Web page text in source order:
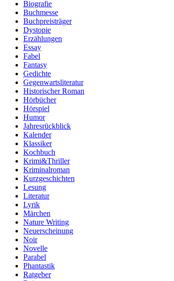
Biografie
Buchmesse
Buchpreisträger
Dystopie
Erzählungen
Essay
Fabel
Fantasy
Gedichte
Gegenwartsliteratur
Historischer Roman
Hörbücher
Hörspiel
Humor
Jahresrückblick
Kalender
Klassiker
Kochbuch
Krimi&Thriller
Kriminalroman
Kurzgeschichten
Lesung
Literatur
Lyrik
Märchen
Nature Writing
Neuerscheinung
Noir
Novelle
Parabel
Phantastik
Ratgeber